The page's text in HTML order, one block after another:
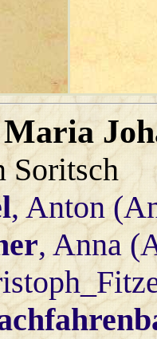
Soritsch
, Anton
, Anna